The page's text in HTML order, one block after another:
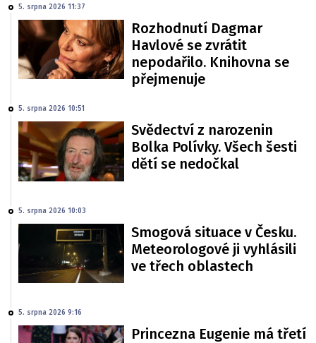
5. srpna 2026 11:37
Rozhodnutí Dagmar
Havlové se zvrátit
nepodařilo. Knihovna se
přejmenuje
5. srpna 2026 10:51
Svědectví z narozenin
Bolka Polívky. Všech šesti
dětí se nedočkal
5. srpna 2026 10:03
Smogová situace v Česku.
Meteorologové ji vyhlásili
ve třech oblastech
5. srpna 2026 9:16
Princezna Eugenie má třetí